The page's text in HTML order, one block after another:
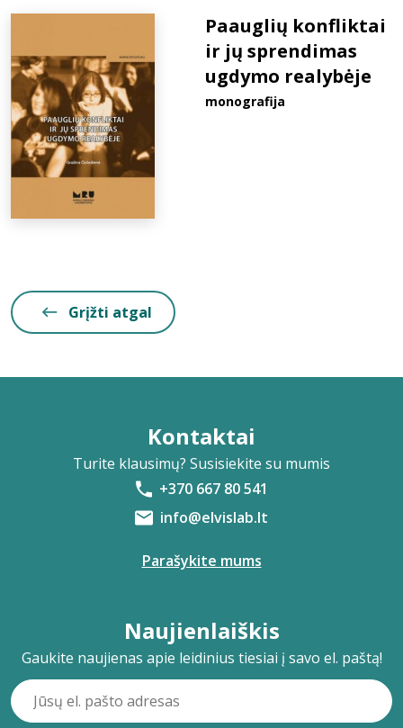
D.U.K.
+370 667 80 541
Paauglių konfliktai
ir jų sprendimas
ugdymo realybėje
monografija
Grįžti atgal
Kontaktai
Turite klausimų? Susisiekite su mumis
+370 667 80 541
info@elvislab.lt
Parašykite mums
Naujienlaiškis
Gaukite naujienas apie leidinius tiesiai į savo el. paštą!